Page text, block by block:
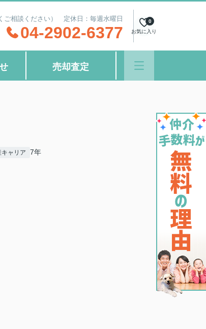
ご相談ください） 定休日：毎週水曜日
04-2902-6377 お気に入り
0
売却査定
ャリア 7年